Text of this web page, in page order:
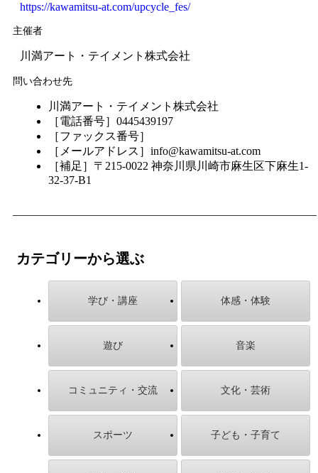
https://kawamitsu-at.com/upcycle_fes/
主催者
川満アート・テイメント株式会社
問い合わせ先
川満アート・テイメント株式会社
［電話番号］0445439197
［ファックス番号］
［メールアドレス］info@kawamitsu-at.com
［補足］〒215-0022 神奈川県川崎市麻生区下麻生1-
32-37-B1
カテゴリーから選ぶ
学び・講座 体感・体験
遊び 音楽
コミュニティ・交流 文化・芸術
スポーツ 子ども・子育て